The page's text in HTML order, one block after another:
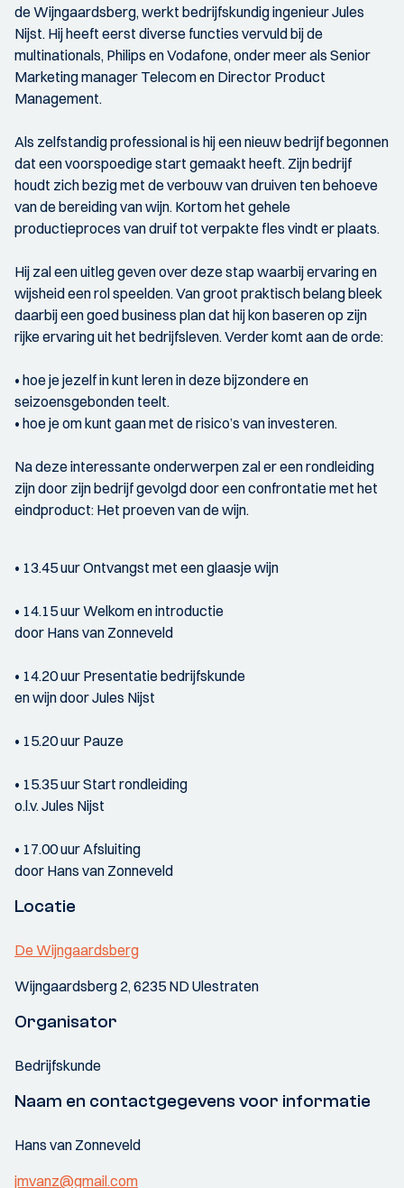
de Wijngaardsberg, werkt bedrijfskundig ingenieur Jules
Nijst. Hij heeft eerst diverse functies vervuld bij de
multinationals, Philips en Vodafone, onder meer als Senior
Marketing manager Telecom en Director Product
Management.
Als zelfstandig professional is hij een nieuw bedrijf begonnen
dat een voorspoedige start gemaakt heeft. Zijn bedrijf
houdt zich bezig met de verbouw van druiven ten behoeve
van de bereiding van wijn. Kortom het gehele
productieproces van druif tot verpakte fles vindt er plaats.
Hij zal een uitleg geven over deze stap waarbij ervaring en
wijsheid een rol speelden. Van groot praktisch belang bleek
daarbij een goed business plan dat hij kon baseren op zijn
rijke ervaring uit het bedrijfsleven. Verder komt aan de orde:
• hoe je jezelf in kunt leren in deze bijzondere en
seizoensgebonden teelt.
• hoe je om kunt gaan met de risico’s van investeren.
Na deze interessante onderwerpen zal er een rondleiding
zijn door zijn bedrijf gevolgd door een confrontatie met het
eindproduct: Het proeven van de wijn.
• 13.45 uur Ontvangst met een glaasje wijn
• 14.15 uur Welkom en introductie
door Hans van Zonneveld
• 14.20 uur Presentatie bedrijfskunde
en wijn door Jules Nijst
• 15.20 uur Pauze
• 15.35 uur Start rondleiding
o.l.v. Jules Nijst
• 17.00 uur Afsluiting
door Hans van Zonneveld
Locatie
De Wijngaardsberg
Wijngaardsberg 2, 6235 ND Ulestraten
Organisator
Bedrijfskunde
Naam en contactgegevens voor informatie
Hans van Zonneveld
jmvanz@gmail.com